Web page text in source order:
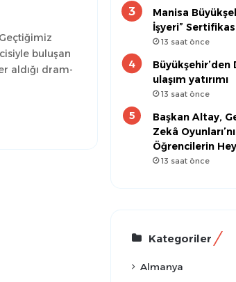
buluşan
aldığı dram-
Manisa
İşyeri”
13 saat önce
Büyükşehir’den
ulaşım yatırımı
13 saat önce
Başkan Altay,
Zekâ
Öğrencilerin
13 saat önce
Kategoriler
Almanya